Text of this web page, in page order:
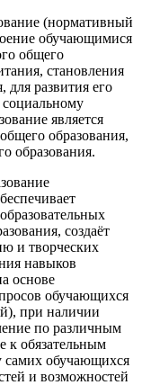
(нормативный
обучающимися
общего
становления
развития его
социальному
является
образования,
образования.
создаёт
и творческих
навыков
основе
обучающихся
при наличии
по различным
к обязательным
самих обучающихся
и возможностей